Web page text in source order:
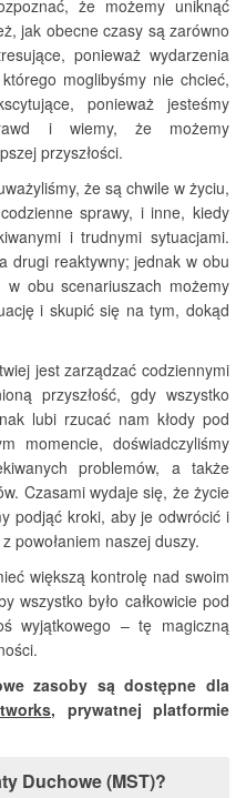
że możemy uniknąć
jak obecne czasy są zarówno
ponieważ wydarzenia
moglibyśmy nie chcieć,
ponieważ jesteśmy
i wiemy, że możemy
przyszłości.
że są chwile w życiu,
sprawy, i inne, kiedy
i trudnymi sytuacjami.
drugi reaktywny; jednak w obu
obu scenariuszach możemy
i skupić się na tym, dokąd
jest zarządzać codziennymi
przyszłość, gdy wszystko
lubi rzucać nam kłody pod
momencie, doświadczyliśmy
problemów, a także
Czasami wydaje się, że życie
podjąć kroki, aby je odwrócić i
powołaniem naszej duszy.
większą kontrolę nad swoim
wszystko było całkowicie pod
wyjątkowego – tę magiczną
zasoby są dostępne dla
, prywatnej platformie
Duchowe (MST)?